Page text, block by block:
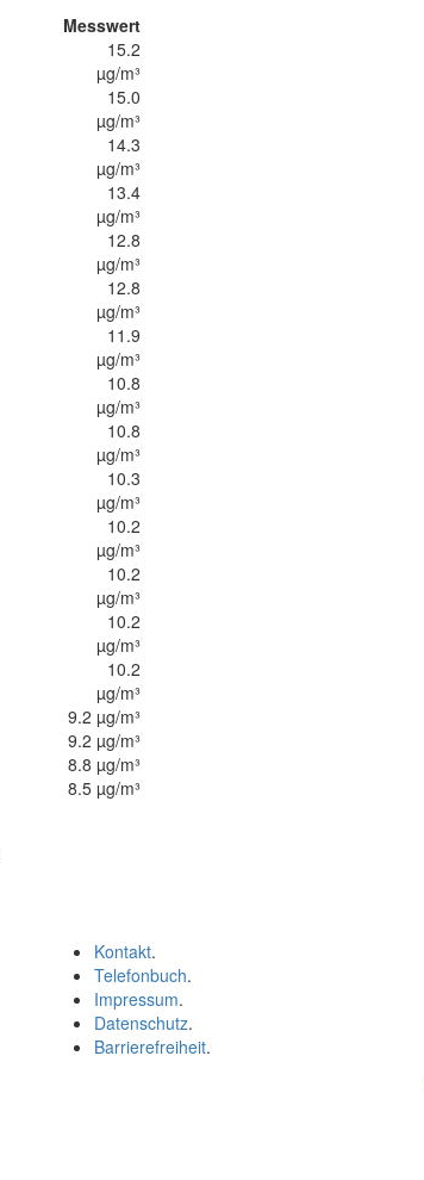
Messwert
15.2
µg/m³
15.0
µg/m³
14.3
µg/m³
13.4
µg/m³
12.8
µg/m³
12.8
µg/m³
11.9
µg/m³
10.8
µg/m³
10.8
µg/m³
10.3
µg/m³
10.2
µg/m³
10.2
µg/m³
10.2
µg/m³
10.2
µg/m³
9.2 µg/m³
9.2 µg/m³
8.8 µg/m³
8.5 µg/m³
Kontakt.
Telefonbuch.
Impressum.
Datenschutz.
Barrierefreiheit.